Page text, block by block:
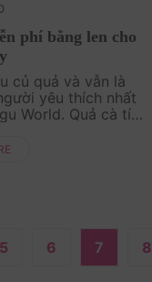
phí bằng len cho
củ quả và vẫn là
yêu thích nhất
World. Quả cà tím
5 6 7 8